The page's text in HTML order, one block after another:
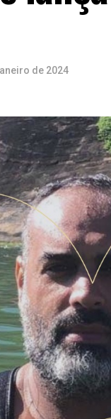
de 2024